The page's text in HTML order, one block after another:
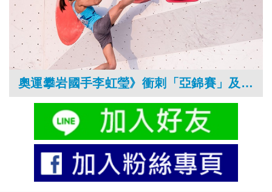
奧運攀岩國手李虹瑩》衝刺「亞錦賽」及「2021東京奧運」，挑戰更突破的自己